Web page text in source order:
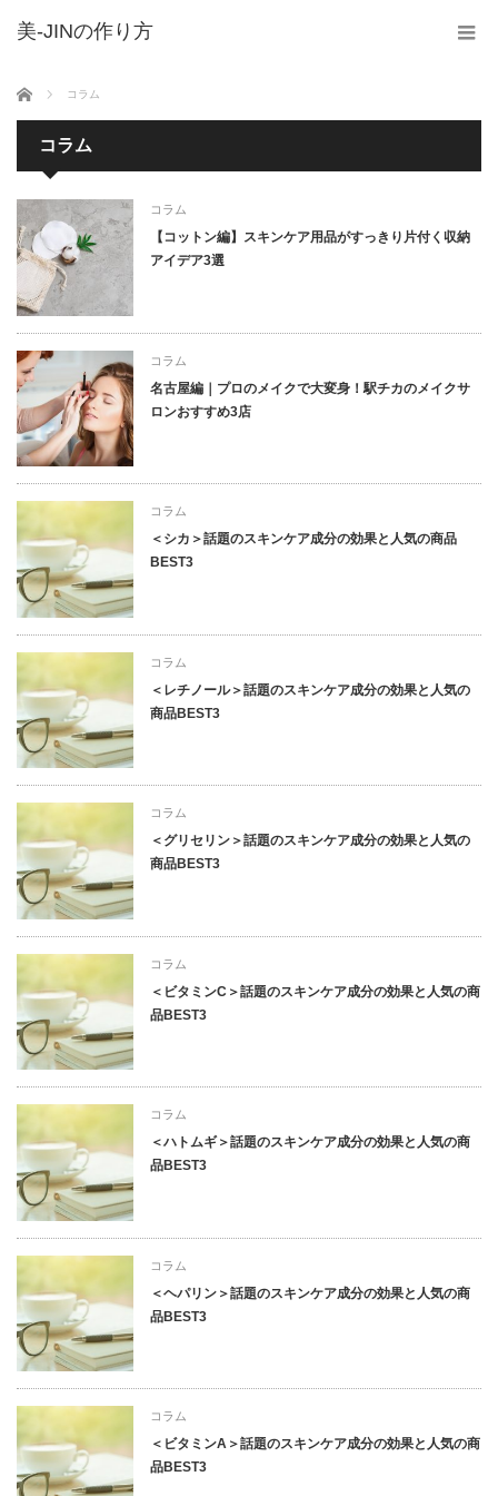
美-JINの作り方
ホーム コラム
コラム
コラム
【コットン編】スキンケア用品がすっきり片付く収納
アイデア3選
コラム
名古屋編｜プロのメイクで大変身！駅チカのメイクサ
ロンおすすめ3店
コラム
＜シカ＞話題のスキンケア成分の効果と人気の商品
BEST3
コラム
＜レチノール＞話題のスキンケア成分の効果と人気の
商品BEST3
コラム
＜グリセリン＞話題のスキンケア成分の効果と人気の
商品BEST3
コラム
＜ビタミンC＞話題のスキンケア成分の効果と人気の商
品BEST3
コラム
＜ハトムギ＞話題のスキンケア成分の効果と人気の商
品BEST3
コラム
＜ヘパリン＞話題のスキンケア成分の効果と人気の商
品BEST3
コラム
＜ビタミンA＞話題のスキンケア成分の効果と人気の商
品BEST3